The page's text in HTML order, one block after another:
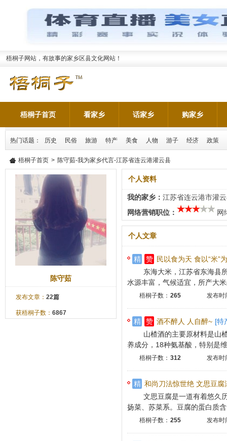
梧桐子网站，有故事的家乡区县文化网站！
梧桐子首页 看家乡 话家乡 购家乡
热门话题： 历史 民俗 旅游 特产 美食 人物 游子 经济 政策
梧桐子首页 > 陈守茹-我为家乡代言-江苏省连云港灌云县
陈守茹
发布文章： 22篇
获梧桐子数： 6867
个人资料
我的家乡： 江苏省连云港市灌
网络营销职位：
网
个人文章
精 赞 民以食为天 食以“米”
东海大米，江苏省东海县
水源丰富，气候适宜，所产大
梧桐子数： 265 发布时
精 赞 酒不醉人 人自醉~ [特
山楂酒的主要原材料是山
养成分，18种氨基酸，特别是
梧桐子数： 312 发布时
精 和尚刀法惊世绝 文思豆腐
文思豆腐是一道有着悠久
扬菜、苏菜系。豆腐的蛋白质
梧桐子数： 255 发布时